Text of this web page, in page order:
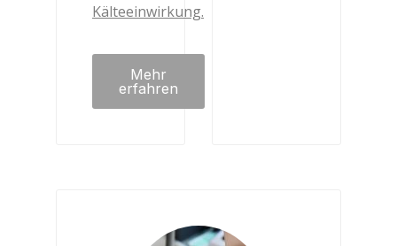
Kälteeinwirkung.
Mehr
erfahren